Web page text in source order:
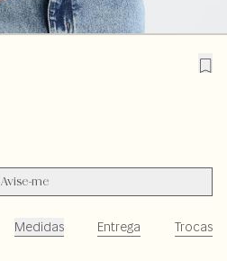
Avise-me
Medidas Entrega Trocas